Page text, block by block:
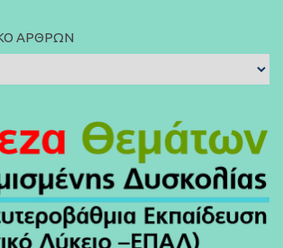
ΆΡΘΡΩΝ